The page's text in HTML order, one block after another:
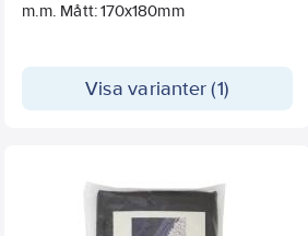
m.m. Mått: 170x180mm
Visa varianter (1)